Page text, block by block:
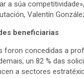
a súa
Valentín
beneficiarias
foron concedidas a
un 82 % das
a sectores